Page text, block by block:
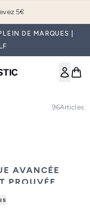
5€
DE MARQUES |
96Articles
AVANCÉE
PROUVÉE
peau grâce à des